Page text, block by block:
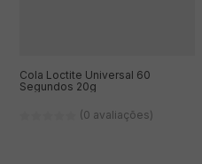
Cola Loctite Universal 60
Segundos 20g
(0 avaliações)